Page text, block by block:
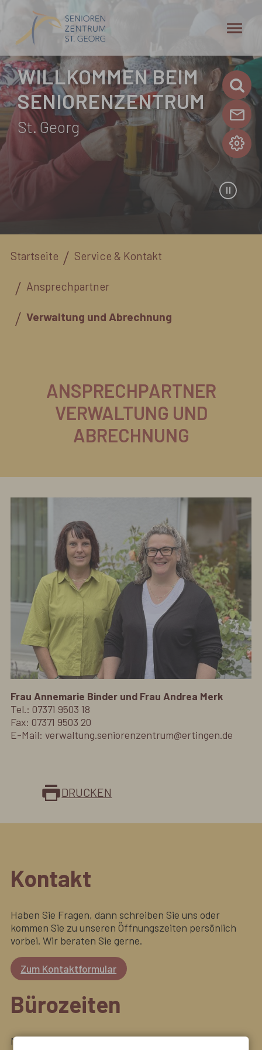
Zum Hauptinhalt springen
WILLKOMMEN BEIM
SENIORENZENTRUM
St. Georg
Startseite Service & Kontakt
Ansprechpartner
Verwaltung und Abrechnung
ANSPRECHPARTNER
VERWALTUNG UND
ABRECHNUNG
Frau Annemarie Binder und Frau Andrea Merk
Tel.: 07371 9503 18
Fax: 07371 9503 20
E-Mail: verwaltung.seniorenzentrum@ertingen.de
DRUCKEN
Kontakt
Haben Sie Fragen, dann schreiben Sie uns oder
kommen Sie zu unseren Öffnungszeiten persönlich
vorbei. Wir beraten Sie gerne.
Zum Kontaktformular
Bürozeiten
Montag bis Freitag: 08:00 Uhr - 12:00 Uhr